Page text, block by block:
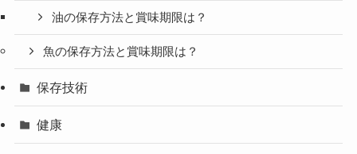
油の保存方法と賞味期限は？
魚の保存方法と賞味期限は？
保存技術
健康